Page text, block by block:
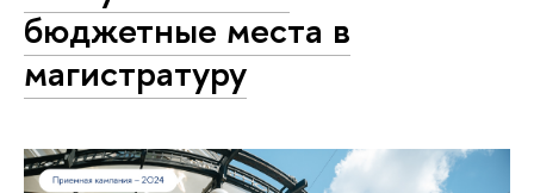
бюджетные места в
магистратуру